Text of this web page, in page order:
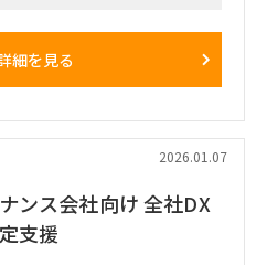
数体制想定）
細を見る
2026.01.07
ンス会社向け 全社DX
支援